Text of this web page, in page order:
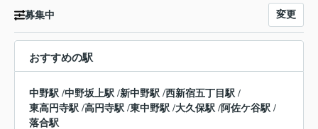
募集中 変更
おすすめの駅
中野駅 /中野坂上駅 /新中野駅 /西新宿五丁目駅 /
東高円寺駅 /高円寺駅 /東中野駅 /大久保駅 /阿佐ケ谷駅 /
落合駅